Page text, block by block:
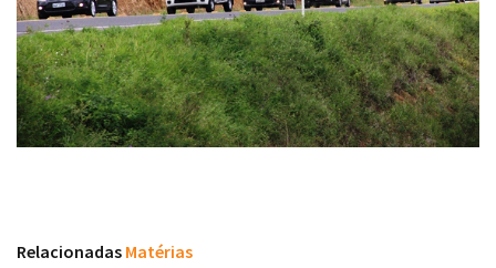
Relacionadas Matérias